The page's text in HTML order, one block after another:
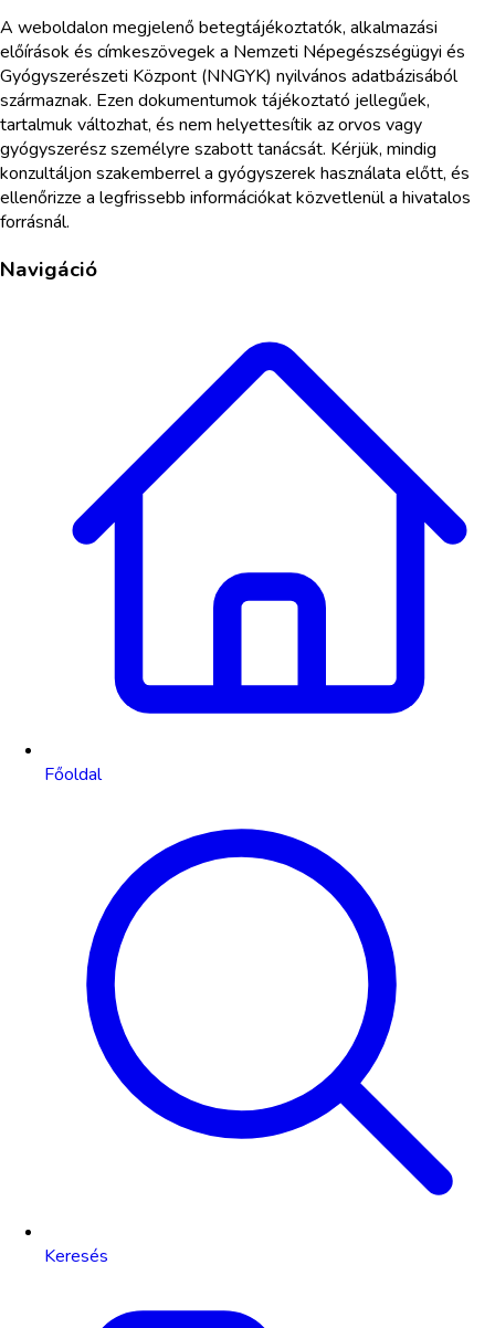
A weboldalon megjelenő betegtájékoztatók, alkalmazási
előírások és címkeszövegek a Nemzeti Népegészségügyi és
Gyógyszerészeti Központ (NNGYK) nyilvános adatbázisából
származnak. Ezen dokumentumok tájékoztató jellegűek,
tartalmuk változhat, és nem helyettesítik az orvos vagy
gyógyszerész személyre szabott tanácsát. Kérjük, mindig
konzultáljon szakemberrel a gyógyszerek használata előtt, és
ellenőrizze a legfrissebb információkat közvetlenül a hivatalos
forrásnál.
Navigáció
Főoldal
Keresés